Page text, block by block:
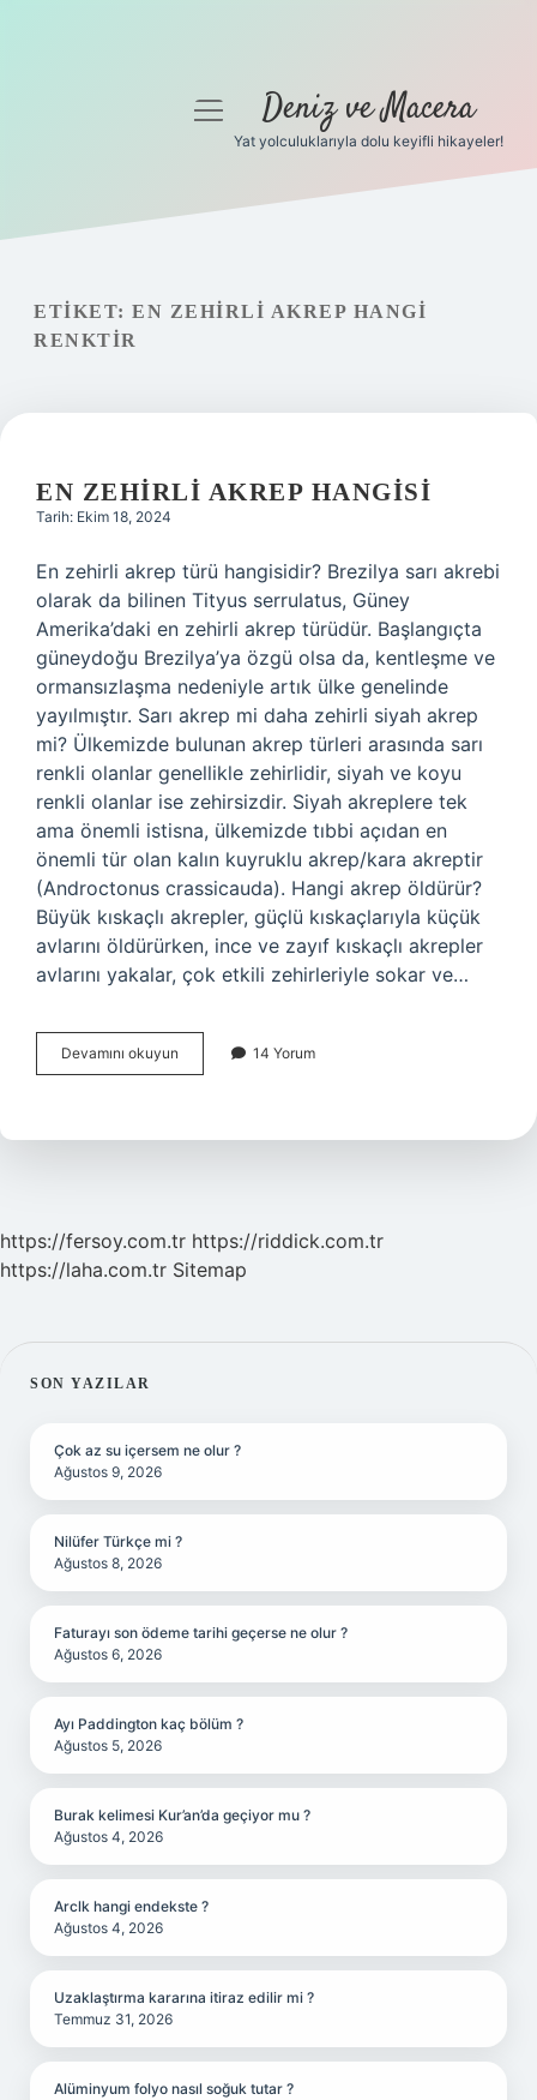
Gizlilik Politikası
Hakkımızda
menüyüDeniz ve Macera
Yat yolculuklarıyla dolu keyifli hikayeler!
ETIKET: EN ZEHIRLI AKREP HANGI
RENKTIR
EN ZEHIRLI AKREP HANGISI
Tarih: Ekim 18, 2024
En zehirli akrep türü hangisidir? Brezilya sarı akrebi
olarak da bilinen Tityus serrulatus, Güney
Amerika’daki en zehirli akrep türüdür. Başlangıçta
güneydoğu Brezilya’ya özgü olsa da, kentleşme ve
ormansızlaşma nedeniyle artık ülke genelinde
yayılmıştır. Sarı akrep mi daha zehirli siyah akrep
mi? Ülkemizde bulunan akrep türleri arasında sarı
renkli olanlar genellikle zehirlidir, siyah ve koyu
renkli olanlar ise zehirsizdir. Siyah akreplere tek
ama önemli istisna, ülkemizde tıbbi açıdan en
önemli tür olan kalın kuyruklu akrep/kara akreptir
(Androctonus crassicauda). Hangi akrep öldürür?
Büyük kıskaçlı akrepler, güçlü kıskaçlarıyla küçük
avlarını öldürürken, ince ve zayıf kıskaçlı akrepler
avlarını yakalar, çok etkili zehirleriyle sokar ve…
Devamını okuyun
Zehirli
14 Yorum
https://fersoy.com.tr https://riddick.com.tr
https://laha.com.tr Sitemap
SIDEBAR
SON YAZILAR
Çok az su içersem ne olur ?
Ağustos 9, 2026
Nilüfer Türkçe mi ?
Ağustos 8, 2026
Faturayı son ödeme tarihi geçerse ne olur ?
Ağustos 6, 2026
Ayı Paddington kaç bölüm ?
Ağustos 5, 2026
Burak kelimesi Kur’an’da geçiyor mu ?
Ağustos 4, 2026
Arclk hangi endekste ?
Ağustos 4, 2026
Uzaklaştırma kararına itiraz edilir mi ?
Temmuz 31, 2026
Alüminyum folyo nasıl soğuk tutar ?